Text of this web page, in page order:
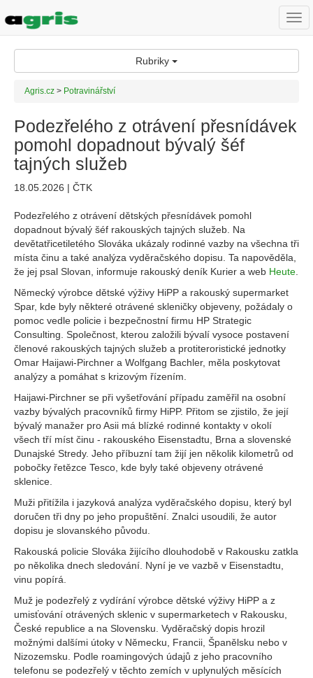
Rubriky
Agris.cz > Potravinářství
Podezřelého z otrávení přesnídávek
pomohl dopadnout bývalý šéf
tajných služeb
18.05.2026 | ČTK
Podezřelého z otrávení dětských přesnídávek pomohl
dopadnout bývalý šéf rakouských tajných služeb. Na
devětatřicetiletého Slováka ukázaly rodinné vazby na všechna tři
místa činu a také analýza vyděračského dopisu. Ta napověděla,
že jej psal Slovan, informuje rakouský deník Kurier a web Heute
Německý výrobce dětské výživy HiPP a rakouský supermarket
Spar, kde byly některé otrávené skleničky objeveny, požádaly o
pomoc vedle policie i bezpečnostní firmu HP Strategic
Consulting. Společnost, kterou založili bývalí vysoce postavení
členové rakouských tajných služeb a protiteroristické jednotky
Omar Haijawi-Pirchner a Wolfgang Bachler, měla poskytovat
analýzy a pomáhat s krizovým řízením.
Haijawi-Pirchner se při vyšetřování případu zaměřil na osobní
vazby bývalých pracovníků firmy HiPP. Přitom se zjistilo, že její
bývalý manažer pro Asii má blízké rodinné kontakty v okolí
všech tří míst činu - rakouského Eisenstadtu, Brna a slovenské
Dunajské Stredy. Jeho příbuzní tam žijí jen několik kilometrů od
pobočky řetězce Tesco, kde byly také objeveny otrávené
sklenice.
Muži přitížila i jazyková analýza vyděračského dopisu, který byl
doručen tři dny po jeho propuštění. Znalci usoudili, že autor
dopisu je slovanského původu.
Rakouská policie Slováka žijícího dlouhodobě v Rakousku zatkla
po několika dnech sledování. Nyní je ve vazbě v Eisenstadtu,
vinu popírá.
Muž je podezřelý z vydírání výrobce dětské výživy HiPP a z
umisťování otrávených sklenic v supermarketech v Rakousku,
České republice a na Slovensku. Vyděračský dopis hrozil
možnými dalšími útoky v Německu, Francii, Španělsku nebo v
Nizozemsku. Podle roamingových údajů z jeho pracovního
telefonu se podezřelý v těchto zemích v uplynulých měsících